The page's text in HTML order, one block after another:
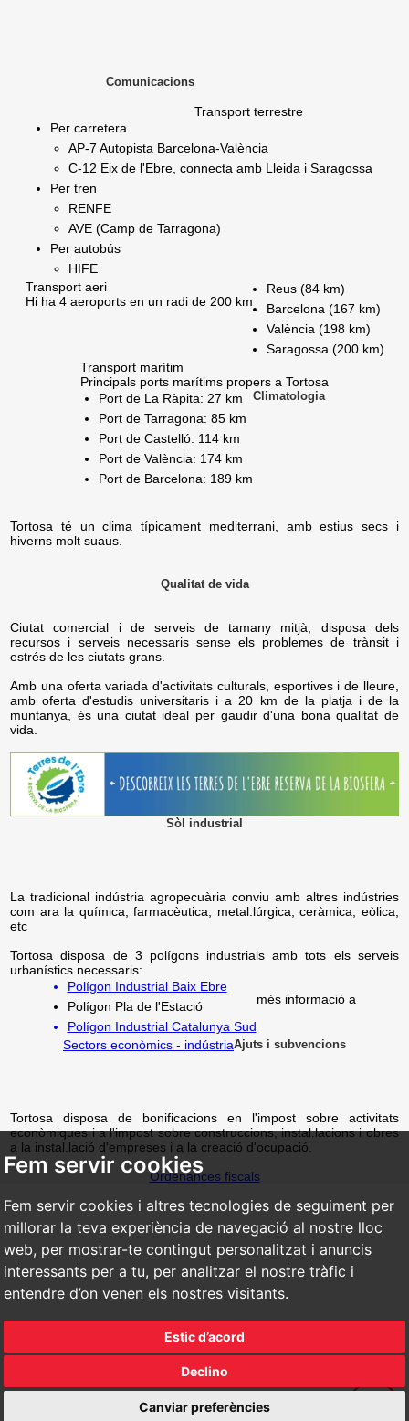
Fem servir cookies
Fem servir cookies i altres tecnologies de seguiment per
millorar la teva experiència de navegació al nostre lloc
web, per mostrar-te contingut personalitzat i anuncis
interessants per a tu, per analitzar el nostre tràfic i
entendre d’on venen els nostres visitants.
Estic d’acord
Declino
Canviar preferències
Comunicacions
Transport terrestre
Per carretera
AP-7 Autopista Barcelona-València
C-12 Eix de l'Ebre, connecta amb Lleida i Saragossa
Per tren
RENFE
AVE (Camp de Tarragona)
Per autobús
HIFE
Transport aeri
Hi ha 4 aeroports en un radi de 200 km
Reus (84 km)
Barcelona (167 km)
València (198 km)
Saragossa (200 km)
Transport marítim
Principals ports marítims propers a Tortosa
Port de La Ràpita: 27 km
Port de Tarragona: 85 km
Port de Castelló: 114 km
Port de València: 174 km
Port de Barcelona: 189 km
Climatologia
Tortosa té un clima típicament mediterrani, amb estius secs i
hiverns molt suaus.
Qualitat de vida
Ciutat comercial i de serveis de tamany mitjà, disposa dels
recursos i serveis necessaris sense els problemes de trànsit i
estrés de les ciutats grans.
Amb una oferta variada d'activitats culturals, esportives i de lleure,
amb oferta d'estudis universitaris i a 20 km de la platja i de la
muntanya, és una ciutat ideal per gaudir d'una bona qualitat de
vida.
Sòl industrial
La tradicional indústria agropecuària conviu amb altres indústries
com ara la química, farmacèutica, metal.lúrgica, ceràmica, eòlica,
etc
Tortosa disposa de 3 polígons industrials amb tots els serveis
urbanístics necessaris:
Polígon Industrial Baix Ebre
Polígon Pla de l'Estació
Polígon Industrial Catalunya Sud
més informació a
Sectors econòmics - indústriaAjuts i subvencions
Tortosa disposa de bonificacions en l'impost sobre activitats
econòmiques i a l'impost sobre construccions, instal.lacions i obres
a la instal.lació d'empreses i a la creació d'ocupació.
Ordenances fiscals